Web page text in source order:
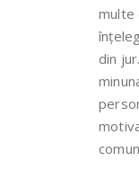
multe
din